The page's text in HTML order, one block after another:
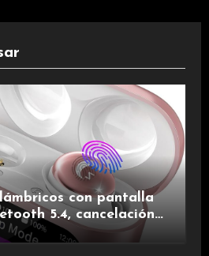
con pantalla
5.4, cancelación
y de larga